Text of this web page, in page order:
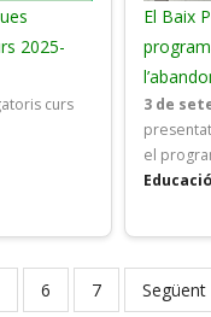
2025-
curs
El Baix
3 de
el
Page
6 Page
7
Next
Següent